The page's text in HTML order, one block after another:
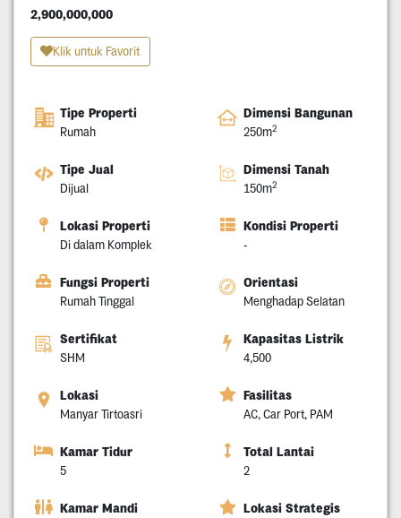
2,900,000,000
Klik untuk Favorit
Tipe Properti
Rumah
Dimensi Bangunan
250m2
Tipe Jual
Dijual
Dimensi Tanah
150m2
Lokasi Properti
Di dalam Komplek
Kondisi Properti
-
Fungsi Properti
Rumah Tinggal
Orientasi
Menghadap Selatan
Sertifikat
SHM
Kapasitas Listrik
4,500
Lokasi
Manyar Tirtoasri
Fasilitas
AC, Car Port, PAM
Kamar Tidur
5
Total Lantai
2
Kamar Mandi Lokasi Strategis